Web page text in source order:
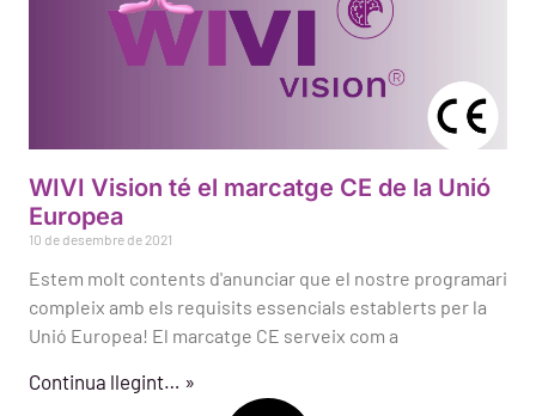
WIVI Vision té el marcatge CE de la Unió
Europea
10 de desembre de 2021
Estem molt contents d'anunciar que el nostre programari
compleix amb els requisits essencials establerts per la
Unió Europea! El marcatge CE serveix com a
Continua llegint… »